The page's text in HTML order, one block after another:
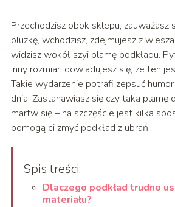
Przechodzisz obok sklepu, zauważasz
bluzkę, wchodzisz, zdejmujesz z
widzisz wokół szyi plamę podkładu.
inny rozmiar, dowiadujesz się, że ten
Takie wydarzenie potrafi zepsuć
dnia. Zastanawiasz się czy taką plamę
martw się – na szczęście jest kilka
pomogą ci zmyć podkład z ubrań.
Spis treści:
Dlaczego podkład trudno
materiału?